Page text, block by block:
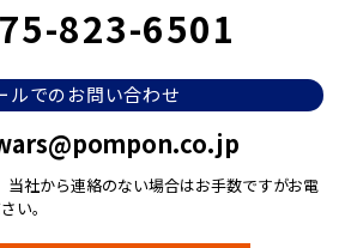
823-6501
ルでのお問い合わせ
当社から連絡のない場合はお手数ですがお電
い。